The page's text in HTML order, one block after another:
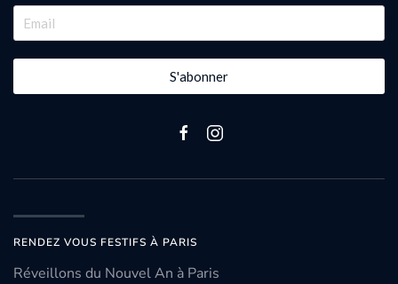
S'abonner
RENDEZ VOUS FESTIFS À PARIS
Réveillons du Nouvel An à Paris